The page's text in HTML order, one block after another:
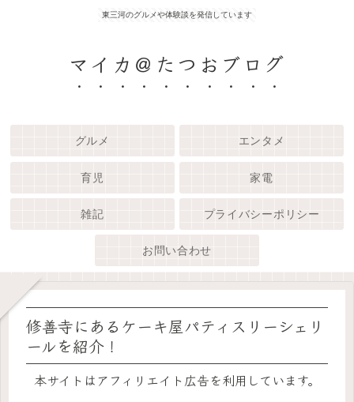
東三河のグルメや体験談を発信しています
マイカ＠たつおブログ
グルメ エンタメ
育児 家電
雑記 プライバシーポリシー
お問い合わせ
修善寺にあるケーキ屋パティスリーシェリ
ールを紹介！
本サイトはアフィリエイト広告を利用しています。